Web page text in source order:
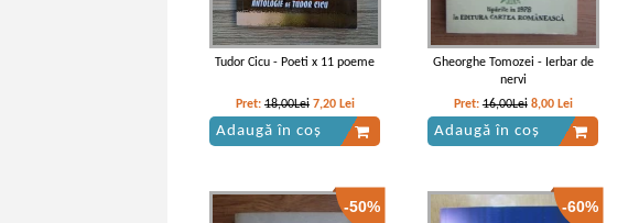
Tudor Cicu - Poeti x 11 poeme
Pret: 18,00Lei 7,20 Lei
Adaugă în coș
Gheorghe Tomozei - Ierbar de
nervi
Pret:16,00Lei 8,00 Lei
Adaugă în coș
-50% -60%